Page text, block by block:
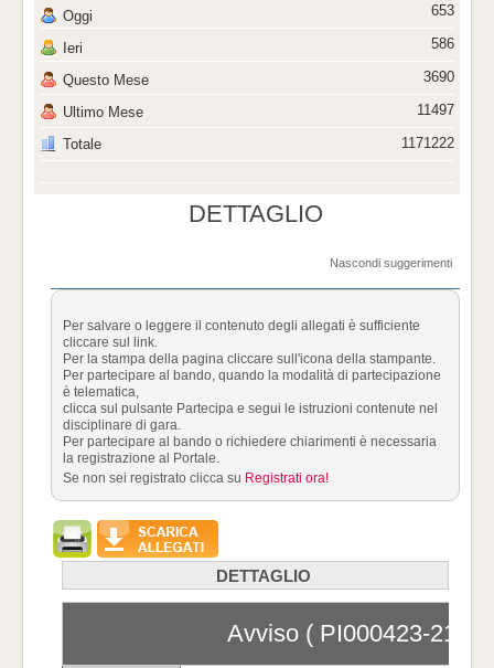
Oggi
Ieri
Questo Mese
Ultimo Mese
Totale
653
586
3690
11497
1171222
DETTAGLIO
Nascondi suggerimenti
Per salvare o leggere il contenuto degli allegati è sufficiente
cliccare sul link.
Per la stampa della pagina cliccare sull'icona della stampante.
Per partecipare al bando, quando la modalità di partecipazione
è telematica,
clicca sul pulsante Partecipa e segui le istruzioni contenute nel
disciplinare di gara.
Per partecipare al bando o richiedere chiarimenti è necessaria
la registrazione al Portale.
Se non sei registrato clicca su Registrati ora!
DETTAGLIO
Avviso ( PI000423-21 )